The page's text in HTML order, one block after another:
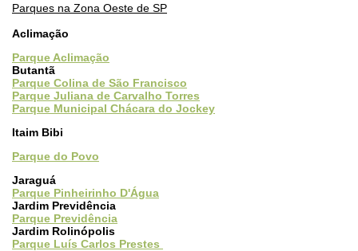
Parques na Zona Oeste de SP
Aclimação
Parque Aclimação
Butantã
Parque Colina de São Francisco
Parque Juliana de Carvalho Torres
Parque Municipal Chácara do Jockey
Itaim Bibi
Parque do Povo
Jaraguá
Parque Pinheirinho D'Água
Jardim Previdência
Parque Previdência
Jardim Rolinópolis
Parque Luís Carlos Prestes